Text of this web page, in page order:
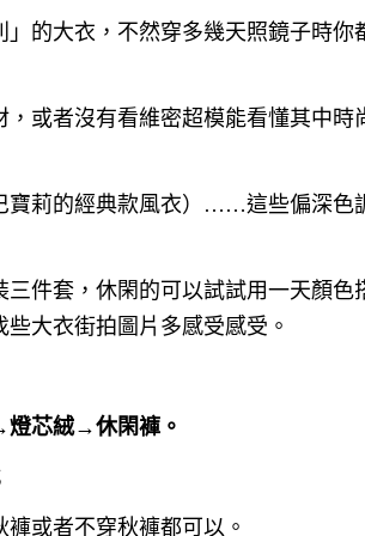
的大衣，不然穿多幾天照鏡子時你
或者沒有看維密超模能看懂其中時
寶莉的經典款風衣）……這些偏深色
件套，休閑的可以試試用一天顏色
大衣街拍圖片多感受感受。
芯絨→休閑褲。
或者不穿秋褲都可以。